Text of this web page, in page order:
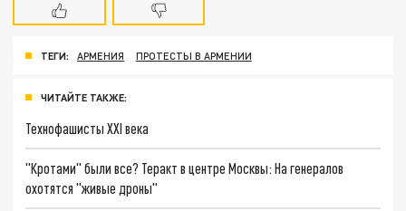
ТЕГИ: АРМЕНИЯ ПРОТЕСТЫ В АРМЕНИИ
ЧИТАЙТЕ ТАКЖЕ:
Технофашисты XXI века
"Кротами" были все? Теракт в центре Москвы: На генералов
охотятся "живые дроны"